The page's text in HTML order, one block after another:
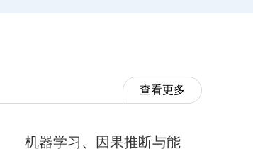
查看更多
机器学习、因果推断与能